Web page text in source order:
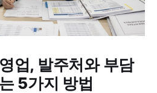
업, 발주처와 부담
5가지 방법